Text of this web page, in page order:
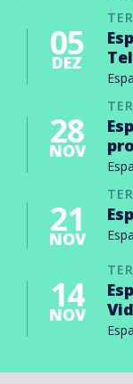
05
DEZ
28
NOV
21
NOV
14
NOV